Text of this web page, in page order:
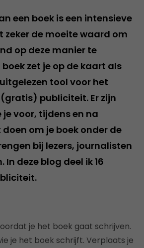
een boek is een intensieve
zeker de moeite waard om
op deze manier te
boek zet je op de kaart als
tool voor het
publiciteit. Er zijn
voor, tijdens en na
om je boek onder de
bij lezers, journalisten
In deze blog deel ik 16
je het boek gaat schrijven.
je het boek schrijft. Verplaats je